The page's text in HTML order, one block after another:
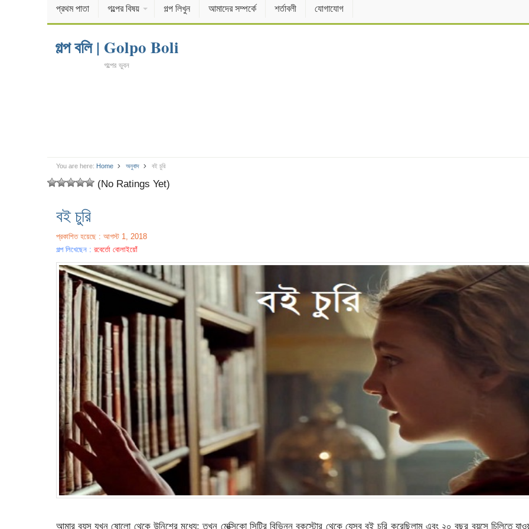
প্রথম পাতা গল্পের বিষয় গল্প লিখুন আমাদের সম্পর্কে শর্তাবলী যোগাযোগ
গল্প বলি | Golpo Boli
গল্পের ভুবন
You are here: Home অনুবাদ বই চুরি
(No Ratings Yet)
বই চুরি
প্রকাশিত হয়েছে : আগস্ট 1, 2018
গল্প লিখেছেন : রবের্তো বোলাইয়োঁ
আমার বয়স যখন ষোলো থেকে উনিশের মধ্যে; তখন মেক্সিকো সিটির বিভিন্ন বুকস্টোর থেকে যেসব বই চুরি করেছিলাম এবং ২০ বছর বয়সে চিলিতে